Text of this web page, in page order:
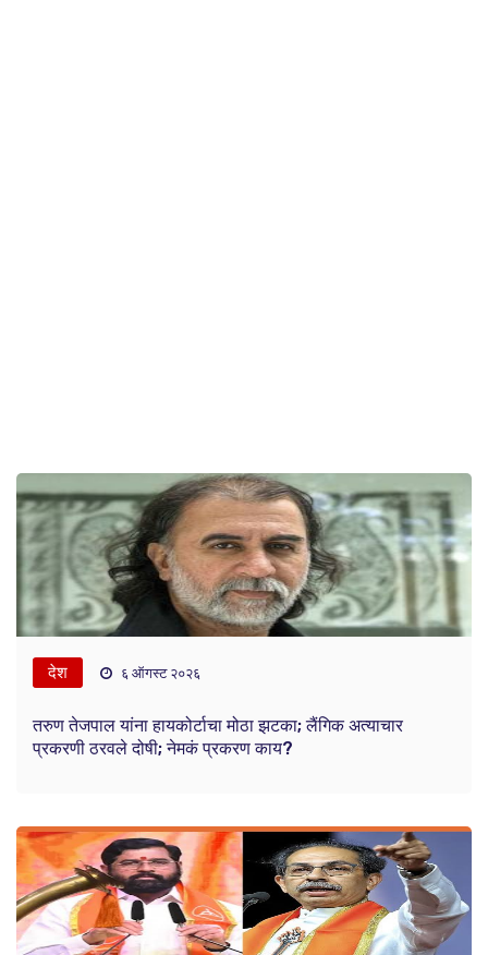
देश ६ ऑगस्ट २०२६
तरुण तेजपाल यांना हायकोर्टाचा मोठा झटका; लैंगिक अत्याचार
प्रकरणी ठरवले दोषी; नेमकं प्रकरण काय?